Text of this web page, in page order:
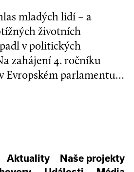
mladých lidí – a
životních
v politických
zahájení 4. ročníku
Evropském parlamentu v
do formulování nové
Aktuality
Naše projekty